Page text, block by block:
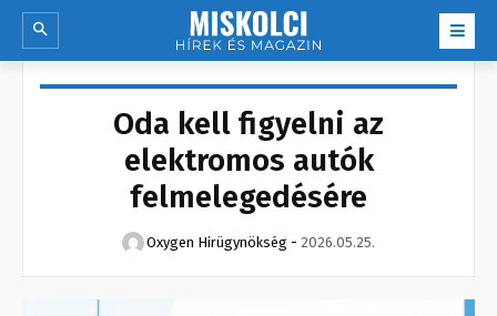
Oda kell figyelni az
elektromos autók
felmelegedésére
Oxygen Hirügynökség - 2026.05.25.